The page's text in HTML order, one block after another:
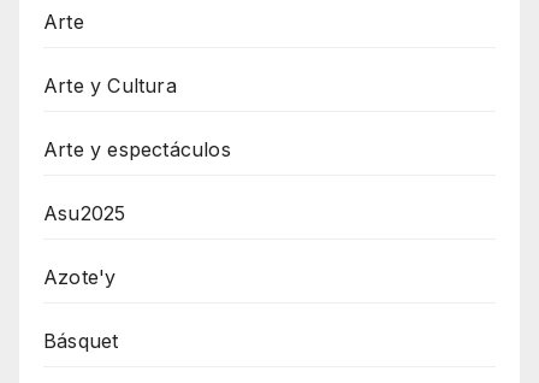
Arte
Arte y Cultura
Arte y espectáculos
Asu2025
Azote'y
Básquet